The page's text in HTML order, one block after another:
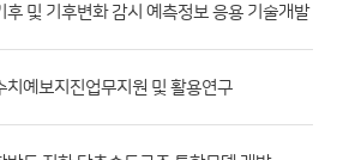
및 기후변화 감시 예측정보 응용 기술개발
예보지진업무지원 및 활용연구